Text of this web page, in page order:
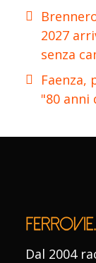
2027
senza
Faenza,
"80 anni
Dal 2004